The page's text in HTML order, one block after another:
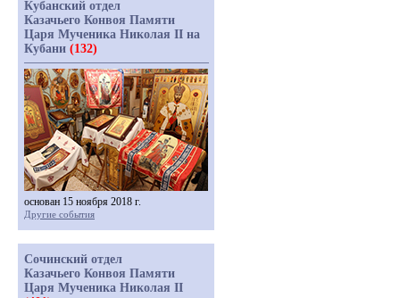
Кубанский отдел
Казачьего Конвоя Памяти
Царя Мученика Николая II на
Кубани (132)
основан 15 ноября 2018 г.
Другие события
Сочинский отдел
Казачьего Конвоя Памяти
Царя Мученика Николая II